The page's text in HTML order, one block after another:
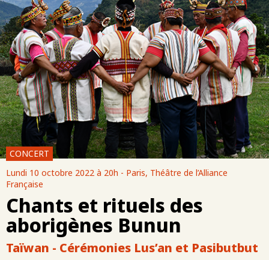
CONCERT
Lundi 10 octobre 2022 à 20h - Paris, Théâtre de l’Alliance
Française
Chants et rituels des
aborigènes Bunun
Taïwan - Cérémonies Lus’an et Pasibutbut